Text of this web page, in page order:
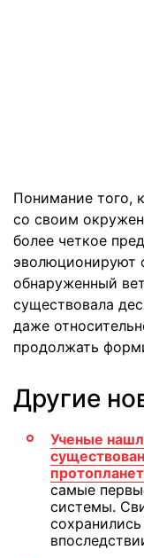
Понимание того,
со своим
более четкое
эволюционируют
обнаруженный
существовала
даже
продолжать
Другие
Ученые
самые
системы.